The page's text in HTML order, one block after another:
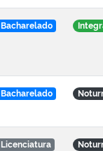
Bacharelado
Bacharelado
Licenciatura